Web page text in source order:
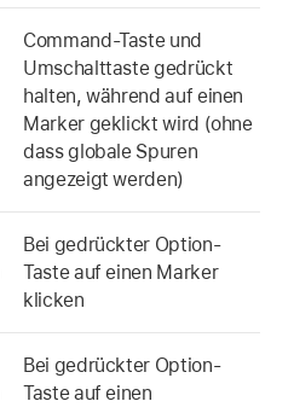
Command-Taste und
Umschalttaste gedrückt
halten, während auf einen
Marker geklickt wird (ohne
dass globale Spuren
angezeigt werden)
Bei gedrückter Option-
Taste auf einen Marker
klicken
Bei gedrückter Option-
Taste auf einen